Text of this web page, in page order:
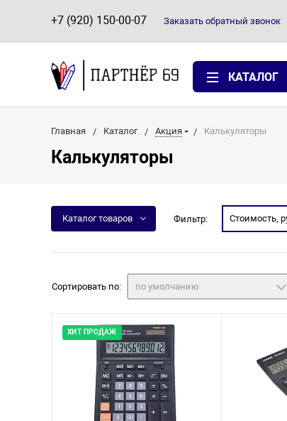
+7 (920) 150-00-07 Заказать обратный звонок
КАТАЛОГ
Главная Каталог Акция Калькуляторы
Калькуляторы
Каталог товаров Фильтр: Стоимость,
Сортировать по: по умолчанию
ХИТ ПРОДАЖ